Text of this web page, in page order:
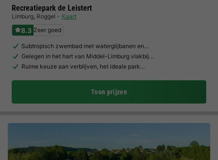
Recreatiepark de Leistert
Limburg, Roggel Kaart
8.3 Zeer goed
Subtropisch zwembad met waterglijbanen en…
Gelegen in het hart van Middel-Limburg vlakbij…
Ruime keuze aan verblijven, het ideale park…
Toon prijzen